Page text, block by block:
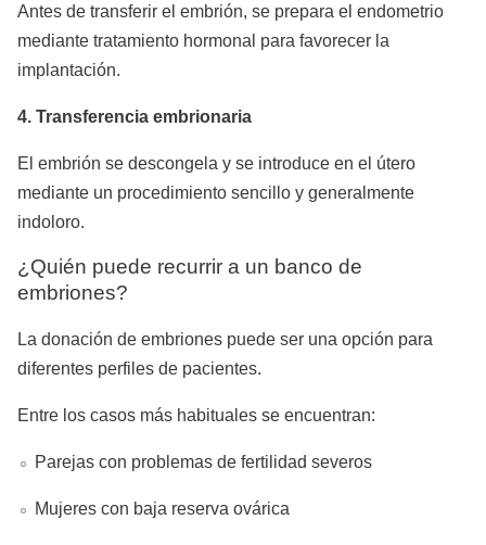
Antes de transferir el embrión, se prepara el endometrio
mediante tratamiento hormonal para favorecer la
implantación.
4. Transferencia embrionaria
El embrión se descongela y se introduce en el útero
mediante un procedimiento sencillo y generalmente
indoloro.
¿Quién puede recurrir a un banco de
embriones?
La donación de embriones puede ser una opción para
diferentes perfiles de pacientes.
Entre los casos más habituales se encuentran:
Parejas con problemas de fertilidad severos
Mujeres con baja reserva ovárica